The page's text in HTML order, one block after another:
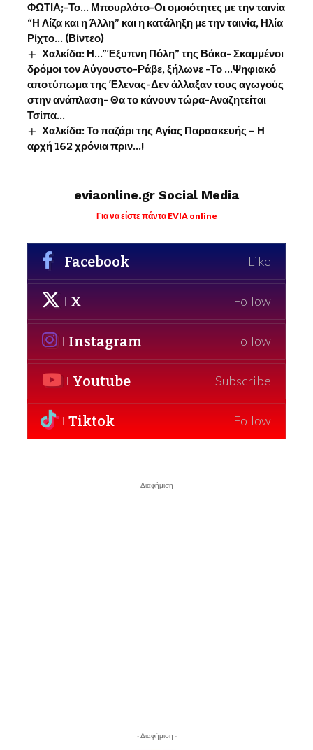
ΦΩΤΙΑ;-Το… Μπουρλότο-Οι ομοιότητες με την ταινία
“Η Λίζα και η Άλλη” και η κατάληξη με την ταινία, Ηλία
Ρίχτο… (Βίντεο)
Χαλκίδα: Η…”Έξυπνη Πόλη” της Βάκα- Σκαμμένοι
δρόμοι τον Αύγουστο-Ράβε, ξήλωνε -Το …Ψηφιακό
αποτύπωμα της Έλενας-Δεν άλλαξαν τους αγωγούς
στην ανάπλαση- Θα το κάνουν τώρα-Αναζητείται
Τσίπα…
Χαλκίδα: Το παζάρι της Αγίας Παρασκευής – Η
αρχή 162 χρόνια πριν…!
eviaonline.gr Social Media
Για να είστε πάντα EVIA online
Facebook Like
X Follow
Instagram Follow
Youtube Subscribe
Tiktok Follow
- Διαφήμιση -
- Διαφήμιση -